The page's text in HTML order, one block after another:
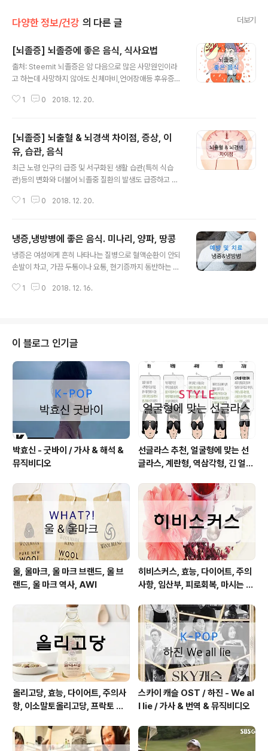
다양한 정보/건강 의 다른 글 더보기
[뇌졸증] 뇌졸증에 좋은 음식, 식사요법
출처: Steemit 뇌졸증은 암 다음으로 많은 사망원인이라
고 하는데 사망하지 않아도 신체마비,언어장애등 후유증을
지 않으나 식습관과 연관이 있다고 합니다. 이번 포스팅은
유되어 있고 혈압을 내려주는데 매우 좋은 효능이 있습니
다. 당근은 비타민A의 결핍으로 만성피로나 피부건조 등에
도 좋습니다. 출처: FREE FALL - Tistory 2. 양파 양파는
혈액의 콜레스테롤을 낮춰주고 고지혈증과 동맥경화를 치
료해주는 효능이 있습니다. 또한 양파는 혈액을 묽게 하므
로 혈액순환을 돕고 산소와 영양분이 신체에 잘 공급될 수
1 0 2018. 12. 20.
[뇌졸증] 뇌출혈 & 뇌경색 차이점, 증상, 이
유, 습관, 음식
최근 노령 인구의 급증 및 서구화된 생활 습관(특히 식습
관)등의 변화와 더불어 뇌졸중 질환의 발생도 급증하고 있
모두 포함하는, 좀 더 광범위한 질환입니다. 출처: 시사저널
생하는 국소성 신경학적 결손’이 있으면서 그 원인이 뇌혈
관의 손상에 있을 때를 뜻합니다. 뇌졸증에 좋은 생활습관
에 대해 좀 더 알아보고 싶으시면 아래 이미지를 클릭해주
대한 정보를 확인 하실 수 있습니다. ^^ 그중에서도 뇌혈관
1 0 2018. 12. 20.
냉증,냉방병에 좋은 음식. 미나리, 양파, 땅콩
냉증은 여성에게 흔히 나타나는 질병으로 혈액순환이 안되
손발이 차고, 가끔 두통이나 요통, 현기증까지 동반하는 질
다. 혈액순환을 좋게하고 근육을 풀어주는 유화알린 성분
처: 태극기 휘날리며 미나리 미나리가 냉증에 좋은 이유는
향기에 있다고 하는데요. 미나리 향기에는 정유 성분이라
고 하는데 몸을 따뜻하게 해주는 보온 작용과 함꼐 몸속의
찬 기운을 내보내는 작용을 한다고 합니다. 그러나 몸속의
혈액순환을 빠르게 하는 성질이 있어 알레르기 체질은 민
감한 반응을 보이므로 ..
1 0 2018. 12. 16.
이 블로그 인기글
박효신 - 굿바이 / 가사 & 해석 &
뮤직비디오
선글라스 추천, 얼굴형에 맞는 선
글라스, 계란형, 역삼각형, 긴 얼굴
울, 울마크, 울 마크 브랜드, 울 브
랜드, 울 마크 역사, AWI
히비스커스, 효능, 다이어트, 주의
사항, 임산부, 피로회복, 마시는 방
올리고당, 효능, 다이어트, 주의사
항, 이소말토올리고당, 프락토 올
스카이 캐슬 OST / 하진 - We al
l lie / 가사 & 번역 & 뮤직비디오